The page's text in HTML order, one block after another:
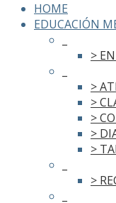
HOME
EDUCACIÓN
>
>
>
>
>
>
>